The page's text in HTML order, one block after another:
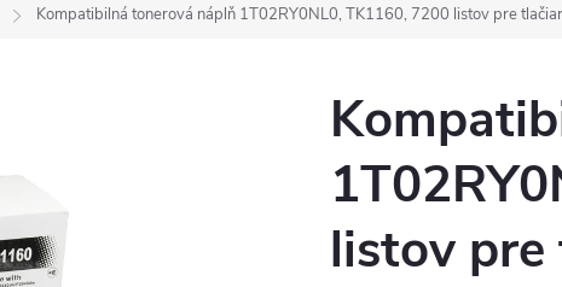
Kompatibilná tonerová náplň 1T02RY0NL0, TK1160, 7200 listov pre
listov pre